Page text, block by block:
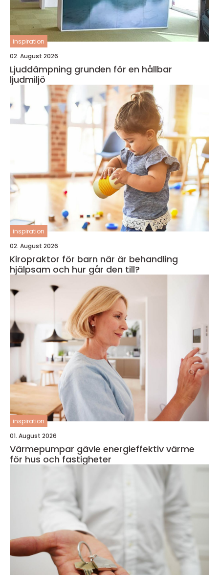
inspiration
02. August 2026
Ljuddämpning grunden för en hållbar
ljudmiljö
inspiration
02. August 2026
Kiropraktor för barn när är behandling
hjälpsam och hur går den till?
inspiration
01. August 2026
Värmepumpar gävle energieffektiv värme
för hus och fastigheter